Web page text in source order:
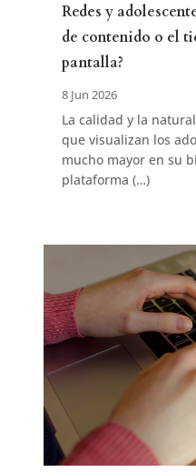
Redes y
de contenido o el
pantalla?
8 Jun 2026
La calidad y la
que visualizan los
mucho mayor en su
plataforma (…)